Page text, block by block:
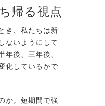
帰る視点
き、私たちは新
ないようにして
年後、三年後、
化しているかで
か。短期間で強